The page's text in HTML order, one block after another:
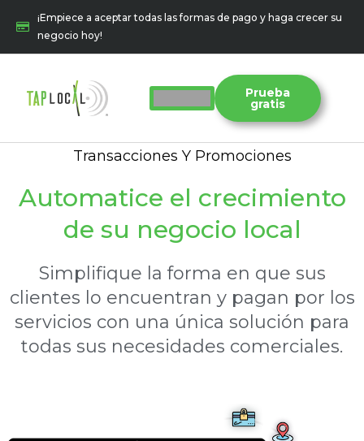
¡Empiece a aceptar todas las formas de pago y haga crecer su
negocio hoy!
Prueba
gratis
Transacciones Y Promociones
Automatice el crecimiento
de su negocio local
Simplifique la forma en que sus
clientes lo encuentran y pagan por los
servicios con una única solución para
todas sus necesidades comerciales.